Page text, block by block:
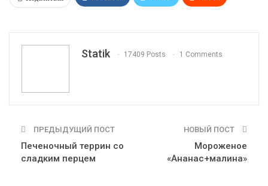
Statik 17409 Posts 1 Comments
ПРЕДЫДУЩИЙ ПОСТ
Печеночный террин со
сладким перцем
НОВЫЙ ПОСТ
Мороженое
«Ананас+малина»